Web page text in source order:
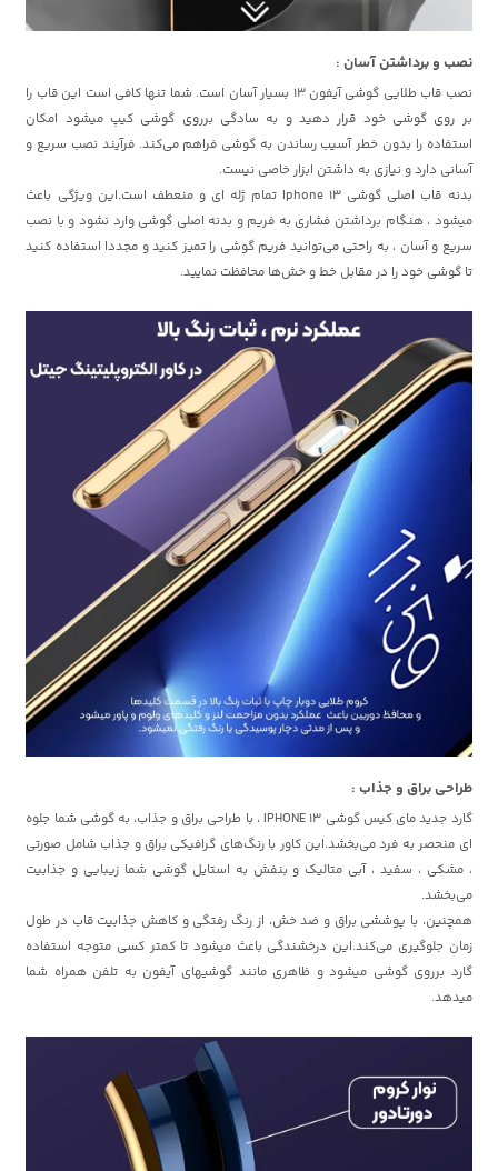
نصب و برداشتن آسان :
نصب قاب طلایی گوشی آیفون 13 بسیار آسان است. شما تنها کافی است این قاب را
بر روی گوشی خود قرار دهید و به سادگی برروی گوشی کیپ میشود امکان
استفاده را بدون خطر آسیب رساندن به گوشی فراهم می‌کند. فرآیند نصب سریع و
آسانی دارد و نیازی به داشتن ابزار خاصی نیست.
بدنه قاب اصلی گوشی Iphone 13 تمام ژله ای و منعطف است.این ویژگی باعث
میشود ، هنگام برداشتن فشاری به فریم و بدنه اصلی گوشی وارد نشود و با نصب
سریع و آسان ، به راحتی می‌توانید فریم گوشی را تمیز کنید و مجددا استفاده کنید
تا گوشی خود را در مقابل خط و خش‌ها محافظت نمایید.
طراحی براق و جذاب :
گارد جدید مای کیس گوشی IPHONE 13 ، با طراحی براق و جذاب، به گوشی شما جلوه
ای منحصر به فرد می‌بخشد.این کاور با رنگ‌های گرافیکی براق و جذاب شامل صورتی
، مشکی ، سفید ، آبی متالیک و بنفش به استایل گوشی شما زیبایی و جذابیت
می‌بخشد.
همچنین، با پوششی براق و ضد خش، از رنگ رفتگی و کاهش جذابیت قاب در طول
زمان جلوگیری می‌کند.این درخشندگی باعث میشود تا کمتر کسی متوجه استفاده
گارد برروی گوشی میشود و ظاهری مانند گوشیهای آیفون به تلفن همراه شما
میدهد.